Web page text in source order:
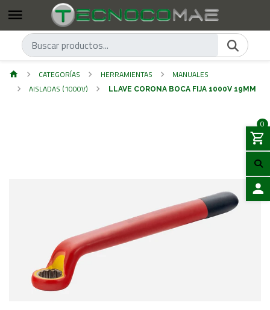
0
CATEGORÍAS HERRAMIENTAS
MANUALES
AISLADAS (1000V)
LLAVE CORONA BOCA FIJA 1000V 19MM